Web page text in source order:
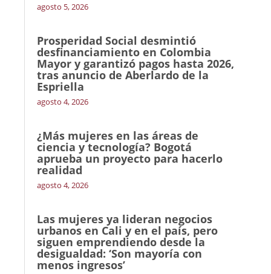
agosto 5, 2026
Prosperidad Social desmintió
desfinanciamiento en Colombia
Mayor y garantizó pagos hasta 2026,
tras anuncio de Aberlardo de la
Espriella
agosto 4, 2026
¿Más mujeres en las áreas de
ciencia y tecnología? Bogotá
aprueba un proyecto para hacerlo
realidad
agosto 4, 2026
Las mujeres ya lideran negocios
urbanos en Cali y en el país, pero
siguen emprendiendo desde la
desigualdad: ‘Son mayoría con
menos ingresos’